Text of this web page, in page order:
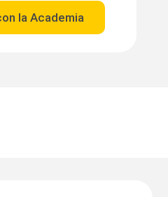
la Academia